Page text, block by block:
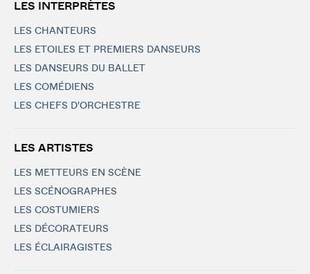
LES INTERPRÈTES
LES CHANTEURS
LES ETOILES ET PREMIERS DANSEURS
LES DANSEURS DU BALLET
LES COMÉDIENS
LES CHEFS D'ORCHESTRE
LES ARTISTES
LES METTEURS EN SCÈNE
LES SCÉNOGRAPHES
LES COSTUMIERS
LES DÉCORATEURS
LES ÉCLAIRAGISTES